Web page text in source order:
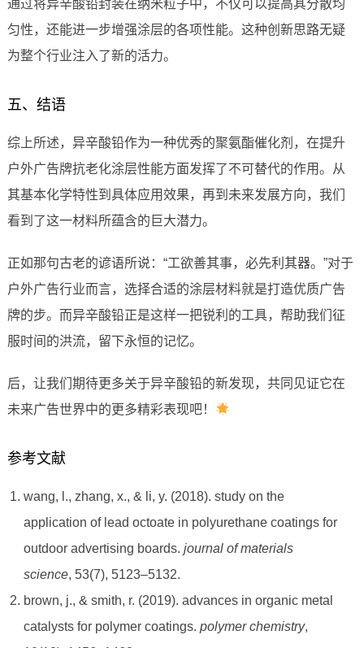
通过将异辛酸铅封装在纳米粒子中，不仅可以提高其分散均
匀性，还能进一步增强涂层的各项性能。这种创新思路无疑
为整个行业注入了新的活力。
五、结语
综上所述，异辛酸铅作为一种优秀的聚氨酯催化剂，在提升
户外广告牌抗老化涂层性能方面发挥了不可替代的作用。从
其基本化学特性到具体应用效果，再到未来发展方向，我们
看到了这一材料所蕴含的巨大潜力。
正如那句古老的谚语所说：“工欲善其事，必先利其器。”对于
户外广告行业而言，选择合适的涂层材料就是打造优质广告
牌的步。而异辛酸铅正是这样一把锐利的工具，帮助我们征
服时间的洪流，留下永恒的记忆。
后，让我们期待更多关于异辛酸铅的新发现，共同见证它在
未来广告世界中的更多精彩表现吧！
参考文献
wang, l., zhang, x., & li, y. (2018). study on the
application of lead octoate in polyurethane coatings for
outdoor advertising boards. journal of materials
science, 53(7), 5123–5132.
brown, j., & smith, r. (2019). advances in organic metal
catalysts for polymer coatings. polymer chemistry,